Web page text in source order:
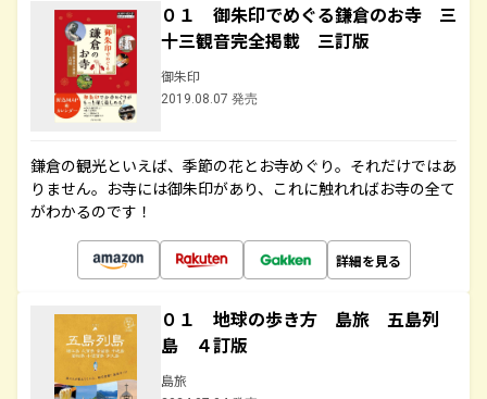
０１ 御朱印でめぐる鎌倉のお寺 三
十三観音完全掲載 三訂版
御朱印
2019.08.07 発売
鎌倉の観光といえば、季節の花とお寺めぐり。それだけではあ
りません。お寺には御朱印があり、これに触れればお寺の全て
がわかるのです！
詳細を見る
０１ 地球の歩き方 島旅 五島列
島 ４訂版
島旅